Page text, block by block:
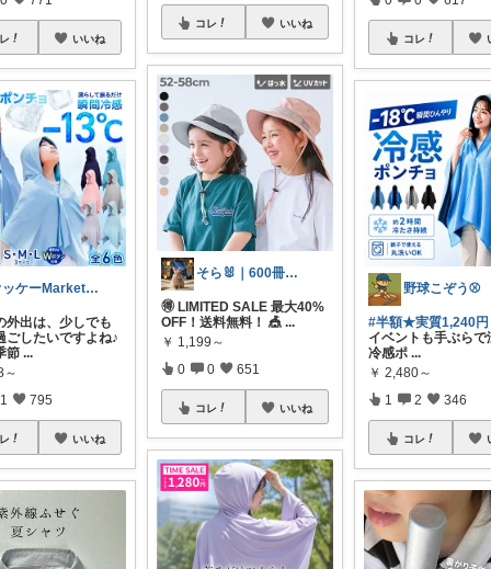
いいね
オッケーMarket🎀🛒
外出は、少しでも
ごしたいですよね♪
節 ...
～
1 795
いいね
コレ いいね
そら🐰｜600冊読んだ絵本好きママ
🉐 LIMITED SALE 最大40%
OFF！送料無料！ 🎪 ...
￥ 1,199～
0 0 651
コレ いいね
コレ
野球こぞう⚾️
#半額★実質1,240円
イベントも手ぶらで
冷感ポ ...
￥ 2,480～
1 2 346
コレ